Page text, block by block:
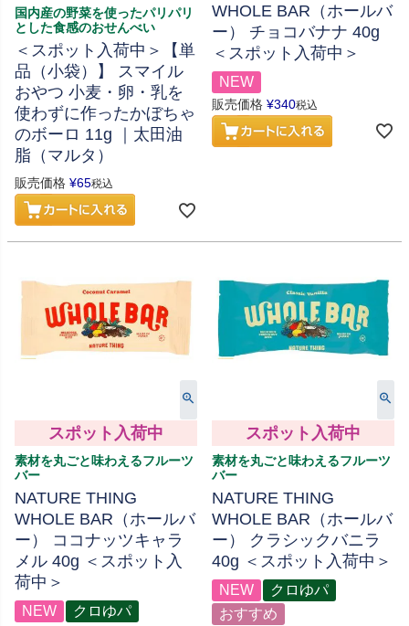
国内産の野菜を使ったパリパリ
とした食感のおせんべい
＜スポット入荷中＞【単
品（小袋）】 スマイル
おやつ 小麦・卵・乳を
使わずに作ったかぼちゃ
のボーロ 11g ｜太田油
脂（マルタ）
販売価格 ¥65税込
WHOLE BAR（ホールバ
ー） チョコバナナ 40g
＜スポット入荷中＞
NEW
販売価格 ¥340税込
スポット入荷中
素材を丸ごと味わえるフルーツ
バー
NATURE THING
WHOLE BAR（ホールバ
ー） ココナッツキャラ
メル 40g ＜スポット入
荷中＞
NEW クロゆパ
スポット入荷中
素材を丸ごと味わえるフルーツ
バー
NATURE THING
WHOLE BAR（ホールバ
ー） クラシックバニラ
40g ＜スポット入荷中＞
NEW
クロゆパ
おすすめ